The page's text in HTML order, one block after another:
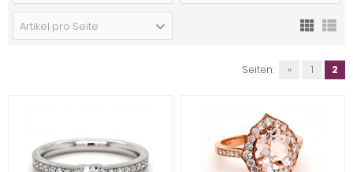
Artikel pro Seite
Seiten: « 1 2